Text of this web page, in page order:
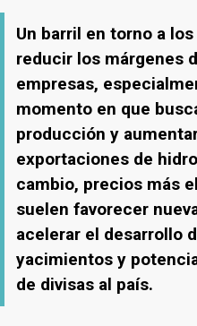
Un barril en torno a
reducir los márgenes
empresas,
momento en que
producción y
exportaciones de
cambio, precios más
suelen favorecer
acelerar el desarrollo
yacimientos y
de divisas al país.